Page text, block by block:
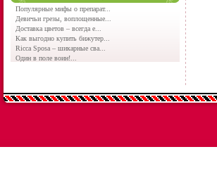
Популярные мифы о препарат...
Девичьи грезы, воплощенные...
Доставка цветов – всегда е...
Как выгодно купить бижутер...
Ricca Sposa – шикарные сва...
Один в поле воин!...